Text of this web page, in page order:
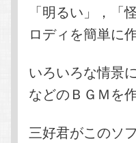
「明るい」，
ロディを簡単に
いろいろな情景
などのＢＧＭを
三好君がこのソ